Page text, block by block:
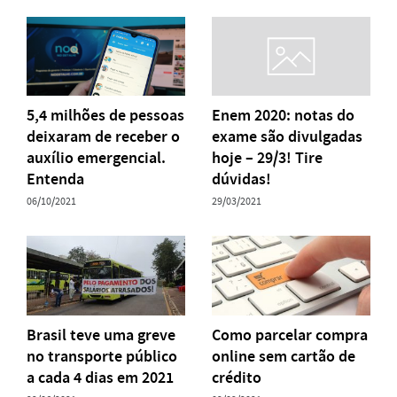
5,4 milhões de pessoas
deixaram de receber o
auxílio emergencial.
Entenda
06/10/2021
Enem 2020: notas do
exame são divulgadas
hoje – 29/3! Tire
dúvidas!
29/03/2021
Brasil teve uma greve
no transporte público
a cada 4 dias em 2021
Como parcelar compra
online sem cartão de
crédito